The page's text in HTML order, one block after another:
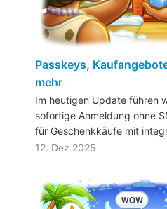
Passkeys,
mehr
Im heutigen Update führen
sofortige Anmeldung ohne
für Geschenkkäufe mit
12. Dez 2025